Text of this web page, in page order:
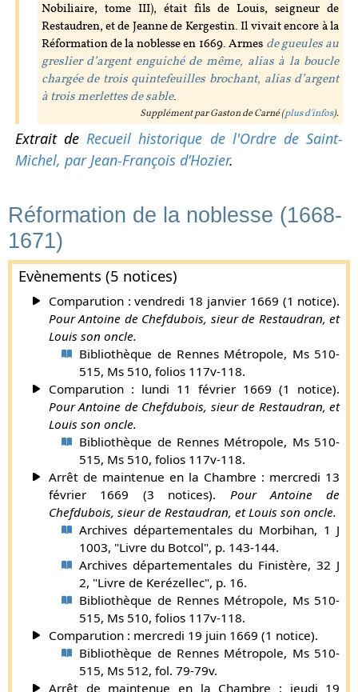
Nobiliaire, tome III), était fils de Louis, seigneur de
Restaudren, et de Jeanne de Kergestin. Il vivait encore à la
Réformation de la noblesse en 1669. Armes de gueules au
greslier d’argent enguiché de même, alias à la boucle
chargée de trois quintefeuilles brochant, alias d’argent
à trois merlettes de sable.
Supplément par Gaston de Carné (plus d'infos).
Extrait de Recueil historique de l'Ordre de Saint-
Michel, par Jean-François d’Hozier.
Réformation de la noblesse (1668-
1671)
Evènements (5 notices)
Comparution : vendredi 18 janvier 1669 (1 notice).
Pour Antoine de Chefdubois, sieur de Restaudran, et
Louis son oncle.
Bibliothèque de Rennes Métropole, Ms 510-
515, Ms 510, folios 117v-118.
Comparution : lundi 11 février 1669 (1 notice).
Pour Antoine de Chefdubois, sieur de Restaudran, et
Louis son oncle.
Bibliothèque de Rennes Métropole, Ms 510-
515, Ms 510, folios 117v-118.
Arrêt de maintenue en la Chambre : mercredi 13
février 1669 (3 notices). Pour Antoine de
Chefdubois, sieur de Restaudran, et Louis son oncle.
Archives départementales du Morbihan, 1 J
1003, "Livre du Botcol", p. 143-144.
Archives départementales du Finistère, 32 J
2, "Livre de Kerézellec", p. 16.
Bibliothèque de Rennes Métropole, Ms 510-
515, Ms 510, folios 117v-118.
Comparution : mercredi 19 juin 1669 (1 notice).
Bibliothèque de Rennes Métropole, Ms 510-
515, Ms 512, fol. 79-79v.
Arrêt de maintenue en la Chambre : jeudi 19